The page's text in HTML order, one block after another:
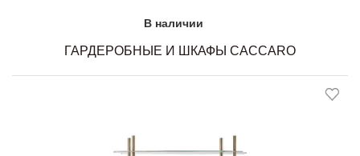
В наличии
ГАРДЕРОБНЫЕ И ШКАФЫ CACCARO